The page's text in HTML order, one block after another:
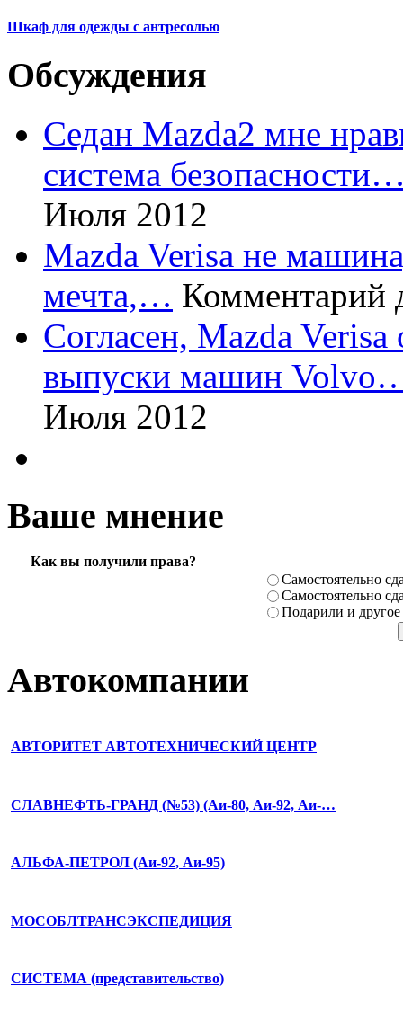
Шкаф для одежды с антресолью
Обсуждения
Седан Mazda2 мне
система
Июля 2012
Mazda Verisa не
мечта,… Комментарий
Согласен, Mazda
выпуски машин
Июля 2012
Ваше мнение
Как вы получили права?
Самостоя­тельно
Самостоя­тельно
Подарили­ и другое
Автокомпании
АВТОРИТЕТ АВТОТЕХНИЧЕСКИЙ ЦЕНТР
СЛАВНЕФТЬ-ГРАНД (№53) (Аи-80, Аи-92, Аи-…
АЛЬФА-ПЕТРОЛ (Аи-92, Аи-95)
МОСОБЛТРАНСЭКСПЕДИЦИЯ
СИСТЕМА (представительство)